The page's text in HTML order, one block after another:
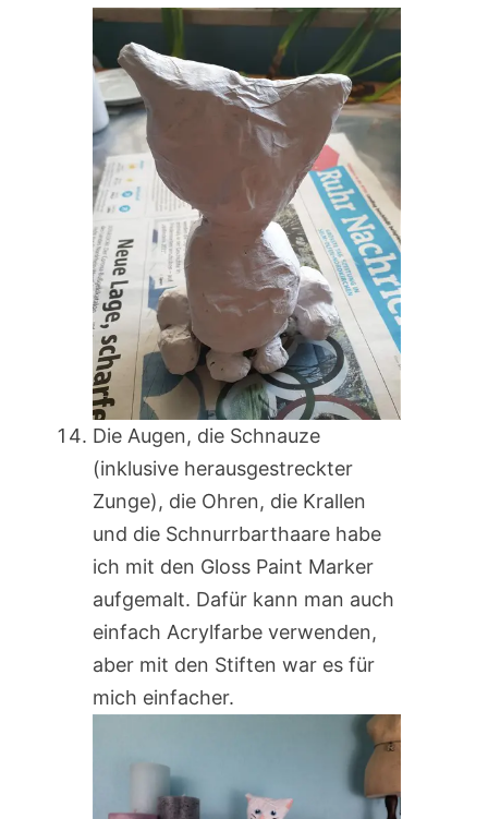
Die Augen, die Schnauze
(inklusive herausgestreckter
Zunge), die Ohren, die Krallen
und die Schnurrbarthaare habe
ich mit den Gloss Paint Marker
aufgemalt. Dafür kann man auch
einfach Acrylfarbe verwenden,
aber mit den Stiften war es für
mich einfacher.